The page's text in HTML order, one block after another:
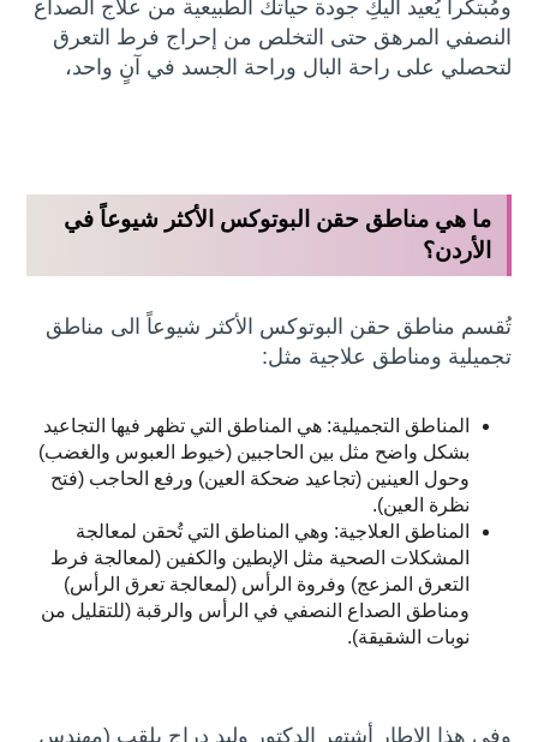
ومُبتكراً يُعيد اليكِ جودة حياتك الطبيعية من علاج الصداع
النصفي المرهق حتى التخلص من إحراج فرط التعرق
لتحصلي على راحة البال وراحة الجسد في آنٍ واحد،
ما هي مناطق حقن البوتوكس الأكثر شيوعاً في
الأردن؟
تُقسم مناطق حقن البوتوكس الأكثر شيوعاً الى مناطق
تجميلية ومناطق علاجية مثل:
المناطق التجميلية: هي المناطق التي تظهر فيها التجاعيد
بشكل واضح مثل بين الحاجبين (خيوط العبوس والغضب)
وحول العينين (تجاعيد ضحكة العين) ورفع الحاجب (فتح
نظرة العين).
المناطق العلاجية: وهي المناطق التي تُحقن لمعالجة
المشكلات الصحية مثل الإبطين والكفين (لمعالجة فرط
التعرق المزعج) وفروة الرأس (لمعالجة تعرق الرأس)
ومناطق الصداع النصفي في الرأس والرقبة (للتقليل من
نوبات الشقيقة).
وفي هذا الاطار أشتهر الدكتور وليد دراج بلقب (مهندس